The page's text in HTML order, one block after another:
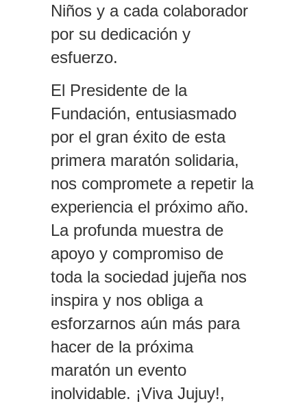
Niños y a cada colaborador
por su dedicación y
esfuerzo.
El Presidente de la
Fundación, entusiasmado
por el gran éxito de esta
primera maratón solidaria,
nos compromete a repetir la
experiencia el próximo año.
La profunda muestra de
apoyo y compromiso de
toda la sociedad jujeña nos
inspira y nos obliga a
esforzarnos aún más para
hacer de la próxima
maratón un evento
inolvidable. ¡Viva Jujuy!,